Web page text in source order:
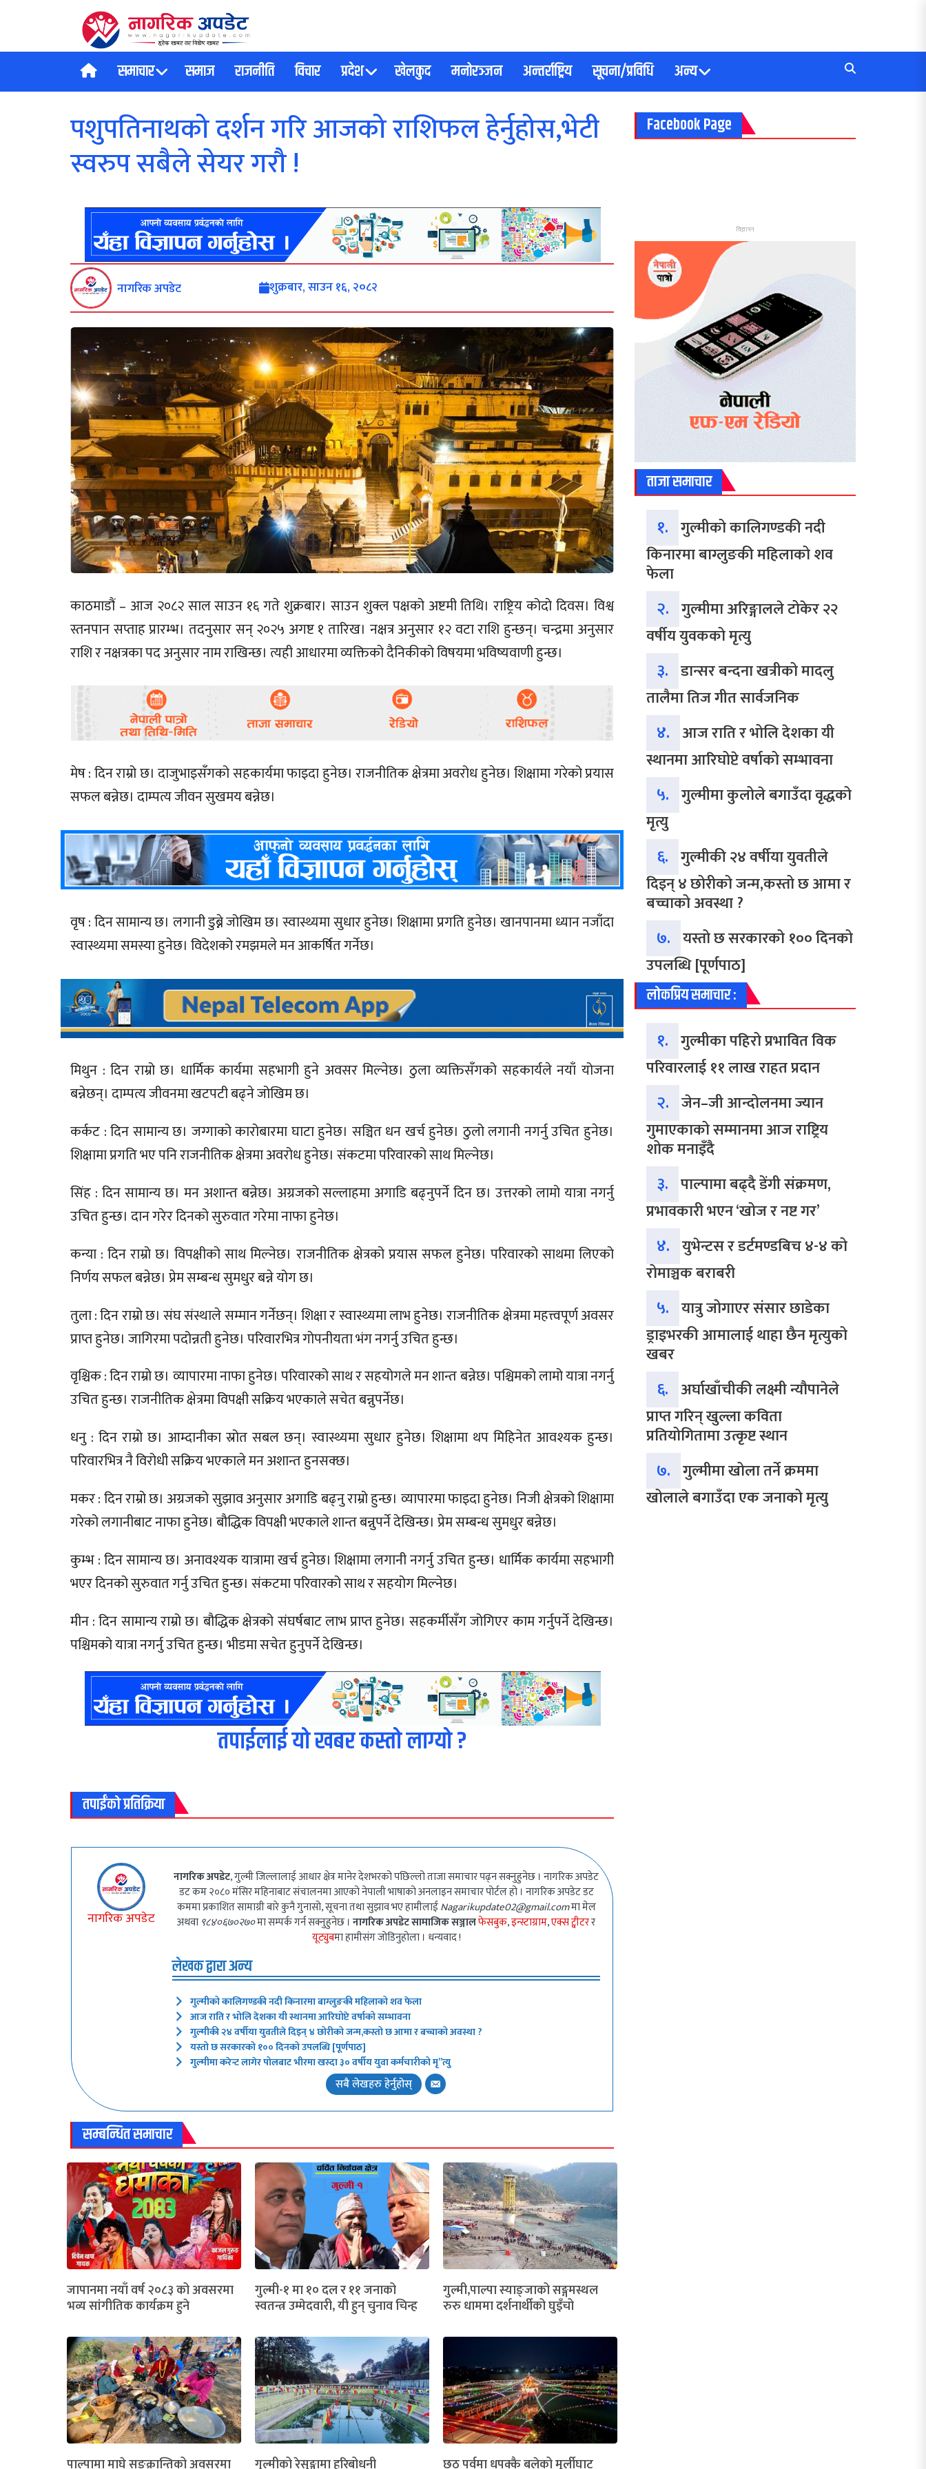
समाचार समाज राजनीति विचार प्रदेश खेलकुद मनोरञ्जन अन्तर्राष्ट्रिय सूचना/प्रविधि अन्य
पशुपतिनाथको दर्शन गरि आजको राशिफल हेर्नुहोस,भेटी
स्वरुप सबैले सेयर गरौ !
नागरिक अपडेट शुक्रबार, साउन १६, २०८२
काठमाडौं – आज २०८२ साल साउन १६ गते शुक्रबार। साउन शुक्ल पक्षको अष्टमी तिथि। राष्ट्रिय कोदो दिवस। विश्व
स्तनपान सप्ताह प्रारम्भ। तदनुसार सन् २०२५ अगष्ट १ तारिख। नक्षत्र अनुसार १२ वटा राशि हुन्छन्। चन्द्रमा अनुसार
राशि र नक्षत्रका पद अनुसार नाम राखिन्छ। त्यही आधारमा व्यक्तिको दैनिकीको विषयमा भविष्यवाणी हुन्छ।
मेष : दिन राम्रो छ। दाजुभाइसँगको सहकार्यमा फाइदा हुनेछ। राजनीतिक क्षेत्रमा अवरोध हुनेछ। शिक्षामा गरेको प्रयास
सफल बन्नेछ। दाम्पत्य जीवन सुखमय बन्नेछ।
वृष : दिन सामान्य छ। लगानी डुब्ने जोखिम छ। स्वास्थ्यमा सुधार हुनेछ। शिक्षामा प्रगति हुनेछ। खानपानमा ध्यान नजाँदा
स्वास्थ्यमा समस्या हुनेछ। विदेशको रमझमले मन आकर्षित गर्नेछ।
मिथुन : दिन राम्रो छ। धार्मिक कार्यमा सहभागी हुने अवसर मिल्नेछ। ठुला व्यक्तिसँगको सहकार्यले नयाँ योजना
बन्नेछन्। दाम्पत्य जीवनमा खटपटी बढ्ने जोखिम छ।
कर्कट : दिन सामान्य छ। जग्गाको कारोबारमा घाटा हुनेछ। सञ्चित धन खर्च हुनेछ। ठुलो लगानी नगर्नु उचित हुनेछ।
शिक्षामा प्रगति भए पनि राजनीतिक क्षेत्रमा अवरोध हुनेछ। संकटमा परिवारको साथ मिल्नेछ।
सिंह : दिन सामान्य छ। मन अशान्त बन्नेछ। अग्रजको सल्लाहमा अगाडि बढ्नुपर्ने दिन छ। उत्तरको लामो यात्रा नगर्नु
उचित हुन्छ। दान गरेर दिनको सुरुवात गरेमा नाफा हुनेछ।
कन्या : दिन राम्रो छ। विपक्षीको साथ मिल्नेछ। राजनीतिक क्षेत्रको प्रयास सफल हुनेछ। परिवारको साथमा लिएको
निर्णय सफल बन्नेछ। प्रेम सम्बन्ध सुमधुर बन्ने योग छ।
तुला : दिन राम्रो छ। संघ संस्थाले सम्मान गर्नेछन्। शिक्षा र स्वास्थ्यमा लाभ हुनेछ। राजनीतिक क्षेत्रमा महत्त्वपूर्ण अवसर
प्राप्त हुनेछ। जागिरमा पदोन्नती हुनेछ। परिवारभित्र गोपनीयता भंग नगर्नु उचित हुन्छ।
वृश्चिक : दिन राम्रो छ। व्यापारमा नाफा हुनेछ। परिवारको साथ र सहयोगले मन शान्त बन्नेछ। पश्चिमको लामो यात्रा नगर्नु
उचित हुन्छ। राजनीतिक क्षेत्रमा विपक्षी सक्रिय भएकाले सचेत बन्नुपर्नेछ।
धनु : दिन राम्रो छ। आम्दानीका स्रोत सबल छन्। स्वास्थ्यमा सुधार हुनेछ। शिक्षामा थप मिहिनेत आवश्यक हुन्छ।
परिवारभित्र नै विरोधी सक्रिय भएकाले मन अशान्त हुनसक्छ।
मकर : दिन राम्रो छ। अग्रजको सुझाव अनुसार अगाडि बढ्नु राम्रो हुन्छ। व्यापारमा फाइदा हुनेछ। निजी क्षेत्रको शिक्षामा
गरेको लगानीबाट नाफा हुनेछ। बौद्धिक विपक्षी भएकाले शान्त बन्नुपर्ने देखिन्छ। प्रेम सम्बन्ध सुमधुर बन्नेछ।
कुम्भ : दिन सामान्य छ। अनावश्यक यात्रामा खर्च हुनेछ। शिक्षामा लगानी नगर्नु उचित हुन्छ। धार्मिक कार्यमा सहभागी
भएर दिनको सुरुवात गर्नु उचित हुन्छ। संकटमा परिवारको साथ र सहयोग मिल्नेछ।
मीन : दिन सामान्य राम्रो छ। बौद्धिक क्षेत्रको संघर्षबाट लाभ प्राप्त हुनेछ। सहकर्मीसँग जोगिएर काम गर्नुपर्ने देखिन्छ।
पश्चिमको यात्रा नगर्नु उचित हुन्छ। भीडमा सचेत हुनुपर्ने देखिन्छ।
तपाईलाई यो खबर कस्तो लाग्यो ?
तपाईंको प्रतिक्रिया
नागरिक अपडेट
नागरिक अपडेट, गुल्मी जिल्लालाई आधार क्षेत्र मानेर देशभरको पछिल्लो ताजा समाचार पढ्न सक्नुहुनेछ । नागरिक अपडेट
डट कम २०८० मंसिर महिनाबाट संचालनमा आएको नेपाली भाषाको अनलाइन समाचार पोर्टल हो । नागरिक अपडेट डट
कममा प्रकाशित सामाग्री बारे कुनै गुनासो, सूचना तथा सुझाव भए हामीलाईNagarikupdate02@gmail.comमा मेल
अथवा ९८४०६७०२७०मा सम्पर्क गर्न सक्नुहुनेछ ।नागरिक अपडेट सामाजिक सञ्जालफेसबुक,इन्स्टाग्राम,एक्स ट्वीटरर
यूट्युबमा हामीसंग जोडिनुहोला । धन्यवाद !
लेखक द्वारा अन्य
गुल्मीको कालिगण्डकी नदी किनारमा बाग्लुङकी महिलाको शव फेला
आज राति र भोलि देशका यी स्थानमा आरिघोप्टे वर्षाको सम्भावना
गुल्मीकी २४ वर्षीया युवतीले दिइन् ४ छोरीको जन्म,कस्तो छ आमा र बच्चाको अवस्था ?
यस्तो छ सरकारको १०० दिनको उपलब्धि [पूर्णपाठ]
गुल्मीमा करेन्ट लागेर पोलबाट भीरमा खस्दा ३० वर्षीय युवा कर्मचारीको मृ”त्यु
सबै लेखहरु हेर्नुहोस्
सम्बन्धित समाचार
जापानमा नयाँ वर्ष २०८३ को अवसरमा
भव्य सांगीतिक कार्यक्रम हुने
गुल्मी-१ मा १० दल र ११ जनाको
स्वतन्त्र उम्मेदवारी, यी हुन् चुनाव चिन्ह
गुल्मी,पाल्पा स्याङ्जाको सङ्गमस्थल
रुरु धाममा दर्शनार्थीको घुइँचो
पाल्पामा माघे सङ्क्रान्तिको अवसरमा गुल्मीको रेसुङ्गामा हरिबोधनी छठ पर्वमा धपक्कै बलेको मूर्लीघाट
Facebook Page
विज्ञापन
ताजा समाचार
१. गुल्मीको कालिगण्डकी नदी
किनारमा बाग्लुङकी महिलाको शव
फेला
२. गुल्मीमा अरिङ्गालले टोकेर २२
वर्षीय युवकको मृत्यु
३. डान्सर बन्दना खत्रीको मादलु
तालैमा तिज गीत सार्वजनिक
४. आज राति र भोलि देशका यी
स्थानमा आरिघोप्टे वर्षाको सम्भावना
५. गुल्मीमा कुलोले बगाउँदा वृद्धको
मृत्यु
६. गुल्मीकी २४ वर्षीया युवतीले
दिइन् ४ छोरीको जन्म,कस्तो छ आमा र
बच्चाको अवस्था ?
७. यस्तो छ सरकारको १०० दिनको
उपलब्धि [पूर्णपाठ]
लोकप्रिय समाचार :
१. गुल्मीका पहिरो प्रभावित विक
परिवारलाई ११ लाख राहत प्रदान
२. जेन–जी आन्दोलनमा ज्यान
गुमाएकाको सम्मानमा आज राष्ट्रिय
शोक मनाइँदै
३. पाल्पामा बढ्दै डेंगी संक्रमण,
प्रभावकारी भएन ‘खोज र नष्ट गर’
४. युभेन्टस र डर्टमण्डबिच ४-४ को
रोमाञ्चक बराबरी
५. यात्रु जोगाएर संसार छाडेका
ड्राइभरकी आमालाई थाहा छैन मृत्युको
खबर
६. अर्घाखाँचीकी लक्ष्मी न्यौपानेले
प्राप्त गरिन् खुल्ला कविता
प्रतियोगितामा उत्कृष्ट स्थान
७. गुल्मीमा खोला तर्ने क्रममा
खोलाले बगाउँदा एक जनाको मृत्यु